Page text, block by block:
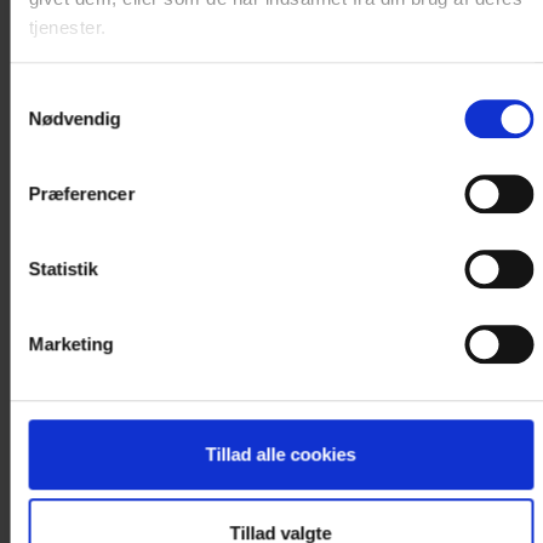
tjenester.
Nødvendig
Præferencer
Statistik
Marketing
Tillad alle cookies
Tillad valgte
K
u
n
1
v
æ
r
e
l
s
e
r
t
i
l
b
a
g
e